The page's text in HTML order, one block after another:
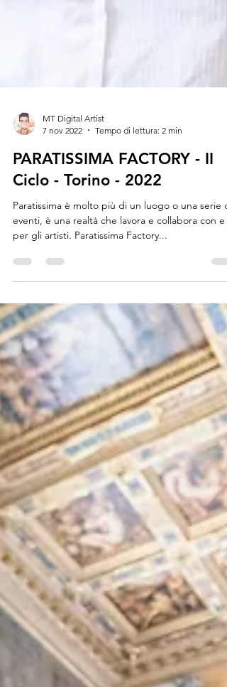
7 nov 2022
Tempo di lettura: 2 min
PARATISSIMA FACTORY - II
Ciclo - Torino - 2022
Paratissima è molto più di un luogo o una serie di
per gli artisti. Paratissima Factory...